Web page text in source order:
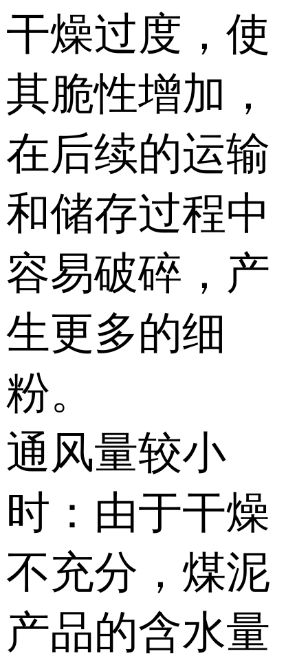
干燥过度，使
其脆性增加，
在后续的运输
和储存过程中
容易破碎，产
生更多的细
粉。
通风量较小
时：由于干燥
不充分，煤泥
产品的含水量